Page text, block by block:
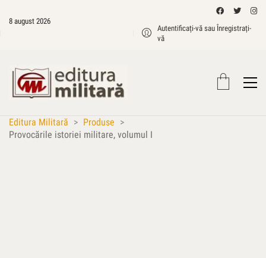
8 august 2026
Autentificați-vă sau Înregistrați-
vă
Editura Militară > Produse >
Provocările istoriei militare, volumul I